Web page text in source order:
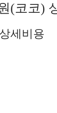
(코코)
세비용